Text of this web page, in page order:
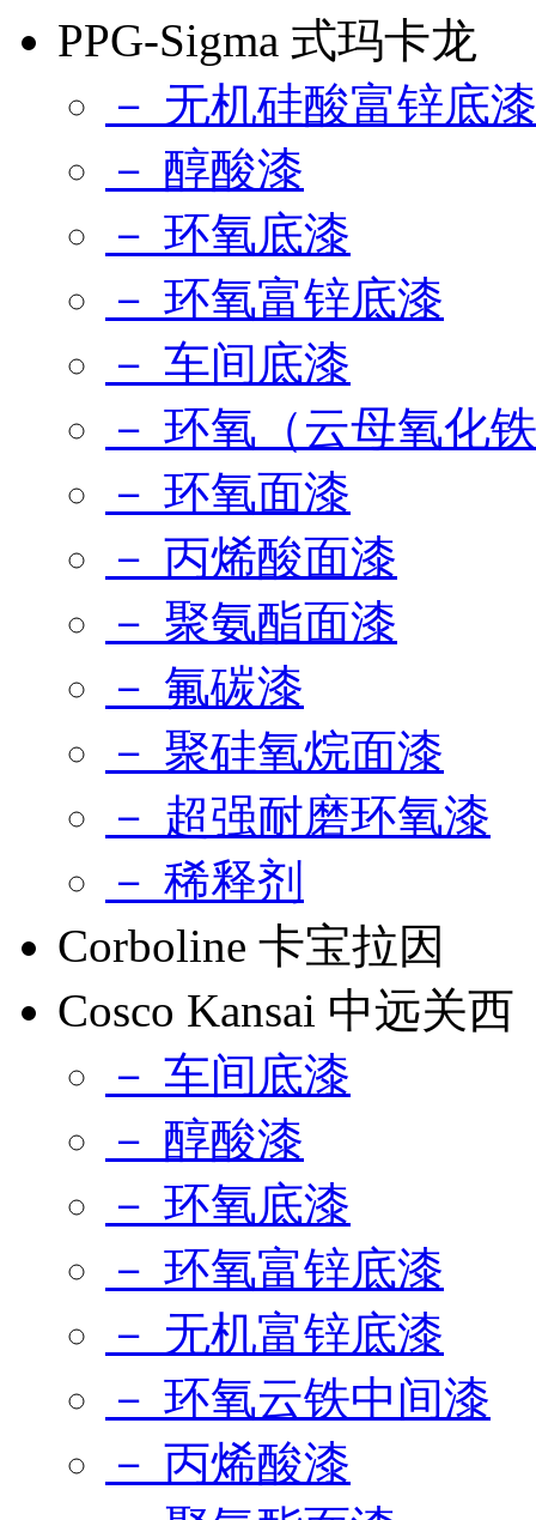
PPG-Sigma 式玛卡龙
－ 无机硅酸富锌底漆
－ 醇酸漆
－ 环氧底漆
－ 环氧富锌底漆
－ 车间底漆
－ 环氧（云母氧化
－ 环氧面漆
－ 丙烯酸面漆
－ 聚氨酯面漆
－ 氟碳漆
－ 聚硅氧烷面漆
－ 超强耐磨环氧漆
－ 稀释剂
Corboline 卡宝拉因
Cosco Kansai 中远关西
－ 车间底漆
－ 醇酸漆
－ 环氧底漆
－ 环氧富锌底漆
－ 无机富锌底漆
－ 环氧云铁中间漆
－ 丙烯酸漆